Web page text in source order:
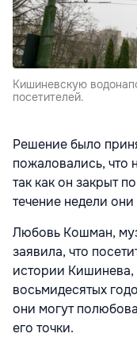
Кишиневскую
посетителей.
Решение было
пожаловались, что
так как он закрыт
течение недели
Любовь Кошман,
заявила, что
истории Кишинева,
восьмидесятых
они могут
его точки.